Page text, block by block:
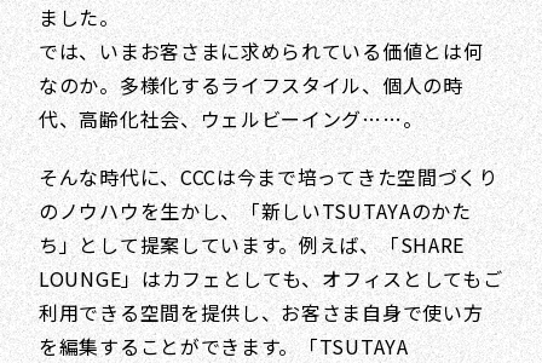
ました。
では、いまお客さまに求められている価値とは何
なのか。多様化するライフスタイル、個人の時
代、高齢化社会、ウェルビーイング……。
そんな時代に、CCCは今まで培ってきた空間づくり
のノウハウを生かし、「新しいTSUTAYAのかた
ち」として提案しています。例えば、「SHARE
LOUNGE」はカフェとしても、オフィスとしてもご
利用できる空間を提供し、お客さま自身で使い方
を編集することができます。「TSUTAYA